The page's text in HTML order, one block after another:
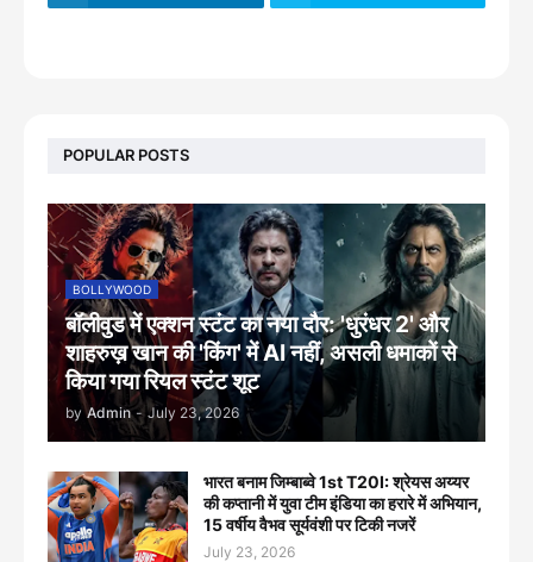
POPULAR POSTS
BOLLYWOOD
बॉलीवुड में एक्शन स्टंट का नया दौर: 'धुरंधर 2' और
शाहरुख़ खान की 'किंग' में AI नहीं, असली धमाकों से
किया गया रियल स्टंट शूट
by Admin - July 23, 2026
भारत बनाम जिम्बाब्वे 1st T20I: श्रेयस अय्यर
की कप्तानी में युवा टीम इंडिया का हरारे में अभियान,
15 वर्षीय वैभव सूर्यवंशी पर टिकी नजरें
July 23, 2026